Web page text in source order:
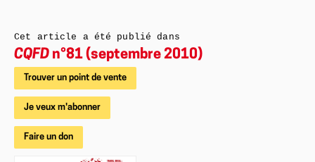
Cet article a été publié dans
CQFD n°81 (septembre 2010)
Trouver un point de vente
Je veux m'abonner
Faire un don